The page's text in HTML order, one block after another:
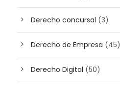
Derecho concursal (3)
Derecho de Empresa (45)
Derecho Digital (50)